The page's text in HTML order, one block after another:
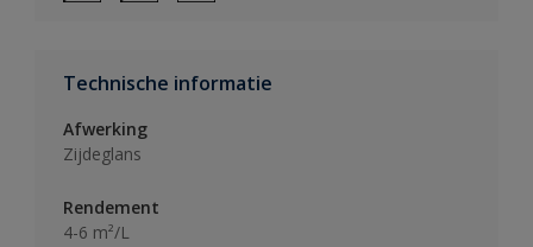
Technische informatie
Afwerking
Zijdeglans
Rendement
4-6 m²/L